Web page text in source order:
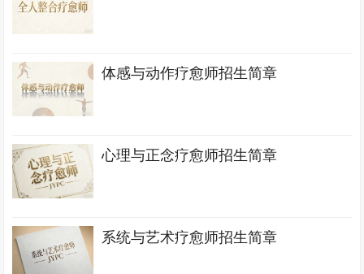
体感与动作疗愈师招生简章
心理与正念疗愈师招生简章
系统与艺术疗愈师招生简章